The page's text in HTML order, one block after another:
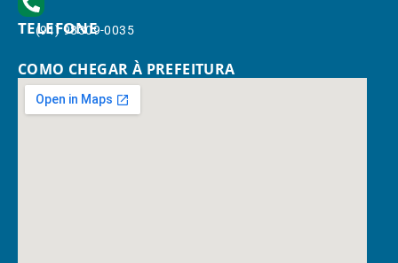
TELEFONE
(91) 98309-0035
COMO CHEGAR À PREFEITURA